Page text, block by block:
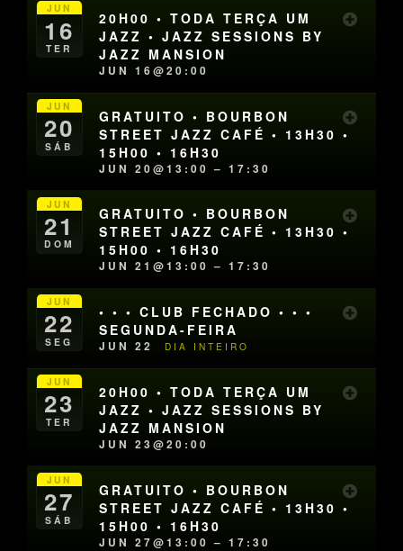
JUN
16
TER
20H00 • TODA TERÇA UM
JAZZ • JAZZ SESSIONS BY
JAZZ MANSION
JUN 16@20:00
JUN
20
SÁB
GRATUITO • BOURBON
STREET JAZZ CAFÉ • 13H30 •
15H00 • 16H30
JUN 20@13:00 – 17:30
JUN
21
DOM
GRATUITO • BOURBON
STREET JAZZ CAFÉ • 13H30 •
15H00 • 16H30
JUN 21@13:00 – 17:30
JUN
22
SEG
• • • CLUB FECHADO • • •
SEGUNDA-FEIRA
JUN 22 DIA INTEIRO
JUN
23
TER
20H00 • TODA TERÇA UM
JAZZ • JAZZ SESSIONS BY
JAZZ MANSION
JUN 23@20:00
JUN
27
SÁB
GRATUITO • BOURBON
STREET JAZZ CAFÉ • 13H30 •
15H00 • 16H30
JUN 27@13:00 – 17:30